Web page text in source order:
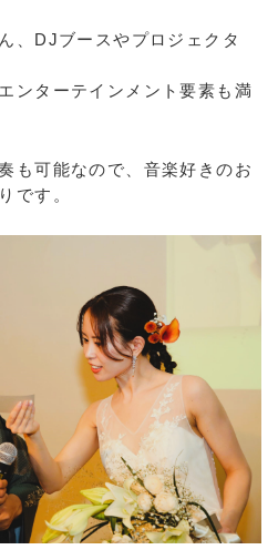
、DJブースやプロジェクタ
ンターテインメント要素も満
も可能なので、音楽好きのお
です。